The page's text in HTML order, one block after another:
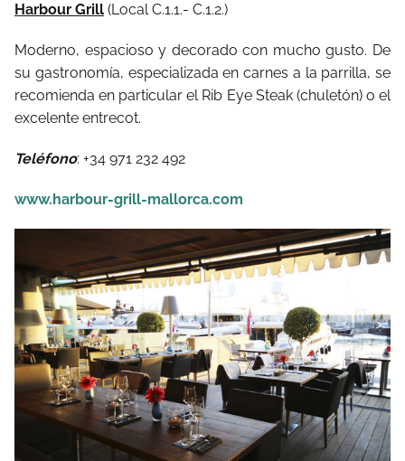
Harbour Grill (Local C.1.1.- C.1.2.)
Moderno, espacioso y decorado con mucho gusto. De
su gastronomía, especializada en carnes a la parrilla, se
recomienda en particular el Rib Eye Steak (chuletón) o el
excelente entrecot.
Teléfono: +34 971 232 492
www.harbour-grill-mallorca.com